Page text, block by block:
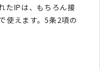
たIPは、もちろん接
使えます。5条2項の